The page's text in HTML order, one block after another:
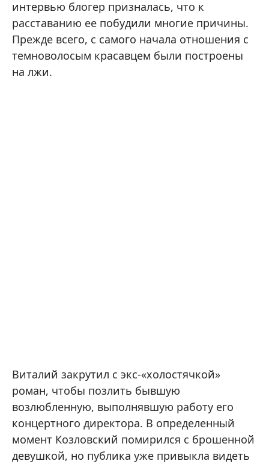
интервью блогер призналась, что к
расставанию ее побудили многие причины.
Прежде всего, с самого начала отношения с
темноволосым красавцем были построены
на лжи.
Виталий закрутил с экс-«холостячкой»
роман, чтобы позлить бывшую
возлюбленную, выполнявшую работу его
концертного директора. В определенный
момент Козловский помирился с брошенной
девушкой, но публика уже привыкла видеть